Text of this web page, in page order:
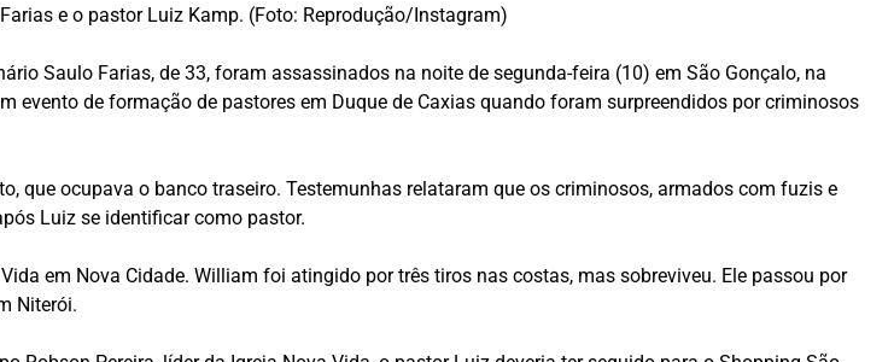
e o pastor Luiz Kamp. (Foto: Reprodução/Instagram)
Saulo Farias, de 33, foram assassinados na noite de segunda-feira (10) em São Gonçalo, na
evento de formação de pastores em Duque de Caxias quando foram surpreendidos por criminosos
que ocupava o banco traseiro. Testemunhas relataram que os criminosos, armados com fuzis e
Luiz se identificar como pastor.
em Nova Cidade. William foi atingido por três tiros nas costas, mas sobreviveu. Ele passou por
Niterói.